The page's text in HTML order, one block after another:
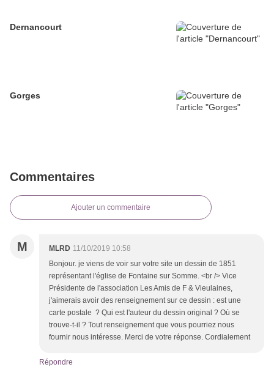
Dernancourt
Gorges
Commentaires
Ajouter un commentaire
M MLRD 11/10/2019 10:58
Bonjour. je viens de voir sur votre site un dessin de 1851
représentant l'église de Fontaine sur Somme. <br /> Vice
Présidente de l'association Les Amis de F & Vieulaines,
j'aimerais avoir des renseignement sur ce dessin : est une
carte postale ? Qui est l'auteur du dessin original ? Où se
trouve-t-il ? Tout renseignement que vous pourriez nous
fournir nous intéresse. Merci de votre réponse. Cordialement
Répondre